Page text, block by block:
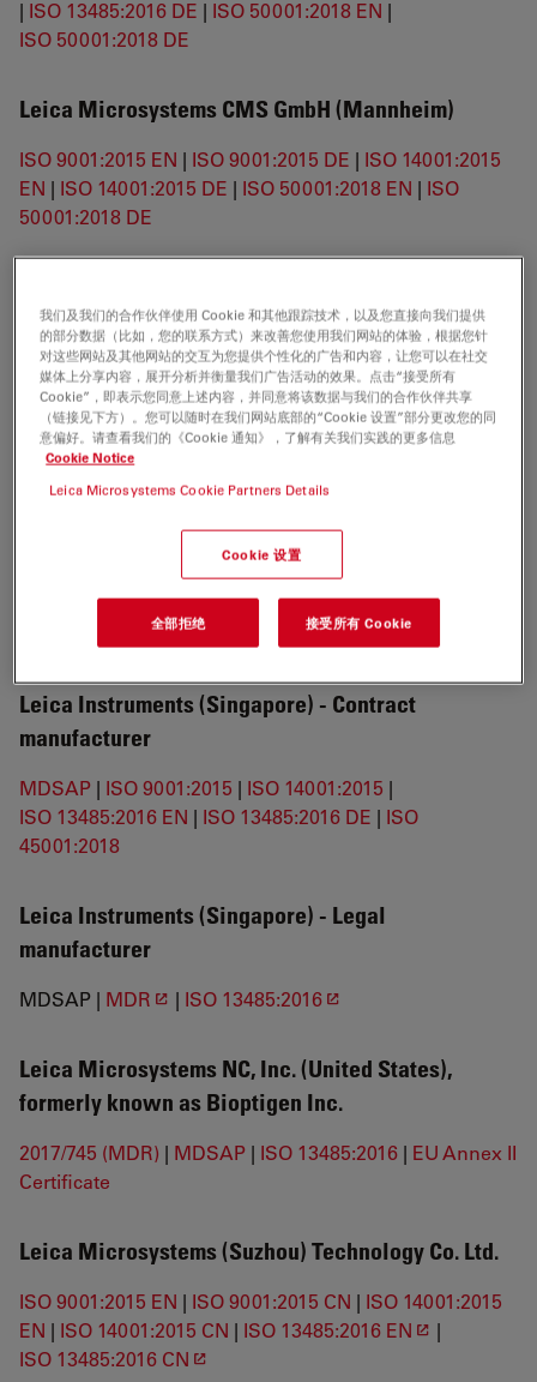
| ISO 13485:2016 DE | ISO 50001:2018 EN |
ISO 50001:2018 DE
Leica Microsystems CMS GmbH (Mannheim)
ISO 9001:2015 EN | ISO 9001:2015 DE | ISO 14001:2015
EN | ISO 14001:2015 DE | ISO 50001:2018 EN | ISO
50001:2018 DE
ISO 9001:2015 EN|ISO 9001:2015 DE|ISO 14001:2015
EN|ISO 14001:2015 DE
Leica Microsystems (Schweiz) AG Industry
ISO 9001:2015 EN|ISO 9001:2015 DE
Leica Microsystems (Schweiz) AG Medical
2017/745 (MDR)|MDSAP| ISO 13485:2016 EN|
Leica Instruments (Singapore) - Contract
manufacturer
MDSAP | ISO 9001:2015 | ISO 14001:2015 |
ISO 13485:2016 EN | ISO 13485:2016 DE | ISO
45001:2018
Leica Instruments (Singapore) - Legal
manufacturer
MDSAP | MDR | ISO 13485:2016
Leica Microsystems NC, Inc. (United States),
formerly known as Bioptigen Inc.
2017/745 (MDR) | MDSAP | ISO 13485:2016 | EU Annex II
Certificate
Leica Microsystems (Suzhou) Technology Co. Ltd.
ISO 9001:2015 EN | ISO 9001:2015 CN | ISO 14001:2015
EN | ISO 14001:2015 CN | ISO 13485:2016 EN
|
ISO 13485:2016 CN
我们及我们的合作伙伴使用 Cookie 和其他跟踪技术，以及您直接向我们提供
的部分数据（比如，您的联系方式）来改善您使用我们网站的体验，根据您针
对这些网站及其他网站的交互为您提供个性化的广告和内容，让您可以在社交
媒体上分享内容，展开分析并衡量我们广告活动的效果。点击“接受所有
Cookie”，即表示您同意上述内容，并同意将该数据与我们的合作伙伴共享
（链接见下方）。您可以随时在我们网站底部的“Cookie 设置”部分更改您的同
意偏好。请查看我们的《Cookie 通知》，了解有关我们实践的更多信息
Cookie Notice
Leica Microsystems Cookie Partners Details
Cookie 设置
全部拒绝 接受所有 Cookie